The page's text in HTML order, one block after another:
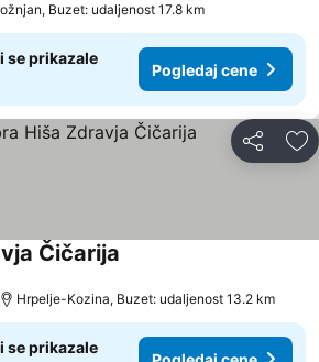
Buzet: udaljenost 17.8 km
se prikazale
Pogledaj cene
Deli
Čičarija
Hrpelje-Kozina, Buzet: udaljenost 13.2 km
se prikazale